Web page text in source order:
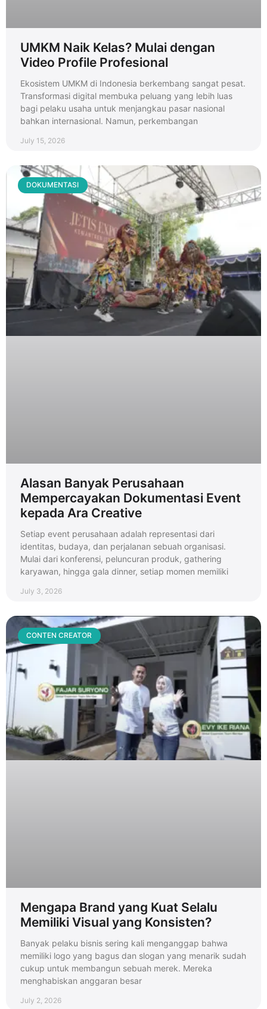
UMKM Naik Kelas? Mulai dengan
Video Profile Profesional
Ekosistem UMKM di Indonesia berkembang sangat pesat.
Transformasi digital membuka peluang yang lebih luas
bagi pelaku usaha untuk menjangkau pasar nasional
bahkan internasional. Namun, perkembangan
July 15, 2026
DOKUMENTASI
Alasan Banyak Perusahaan
Mempercayakan Dokumentasi Event
kepada Ara Creative
Setiap event perusahaan adalah representasi dari
identitas, budaya, dan perjalanan sebuah organisasi.
Mulai dari konferensi, peluncuran produk, gathering
karyawan, hingga gala dinner, setiap momen memiliki
July 3, 2026
CONTEN CREATOR
Mengapa Brand yang Kuat Selalu
Memiliki Visual yang Konsisten?
Banyak pelaku bisnis sering kali menganggap bahwa
memiliki logo yang bagus dan slogan yang menarik sudah
cukup untuk membangun sebuah merek. Mereka
menghabiskan anggaran besar
July 2, 2026